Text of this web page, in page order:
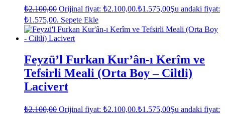
₺2.100,00 Orijinal fiyat: ₺2.100,00.₺1.575,00Şu andaki fiyat:
₺1.575,00. Sepete Ekle
Feyzü’l Furkan Kur’ân-ı Kerîm ve
Tefsirli Meali (Orta Boy – Ciltli)
Lacivert
₺2.100,00 Orijinal fiyat: ₺2.100,00.₺1.575,00Şu andaki fiyat: